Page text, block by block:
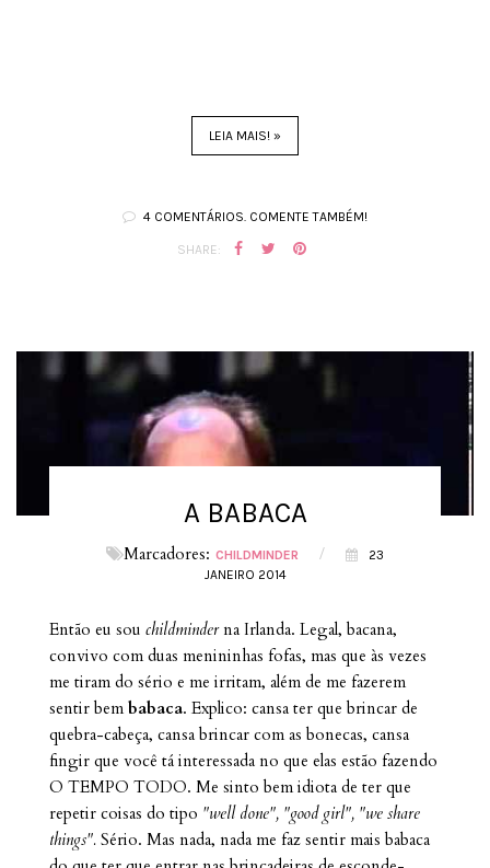
LEIA MAIS! »
4 COMENTÁRIOS. COMENTE TAMBÉM!
SHARE:
A BABACA
Marcadores: CHILDMINDER /
23
JANEIRO 2014
Então eu sou childminder na Irlanda. Legal, bacana,
convivo com duas menininhas fofas, mas que às vezes
me tiram do sério e me irritam, além de me fazerem
sentir bem babaca. Explico: cansa ter que brincar de
quebra-cabeça, cansa brincar com as bonecas, cansa
fingir que você tá interessada no que elas estão fazendo
O TEMPO TODO. Me sinto bem idiota de ter que
repetir coisas do tipo "well done", "good girl", "we share
things". Sério. Mas nada, nada me faz sentir mais babaca